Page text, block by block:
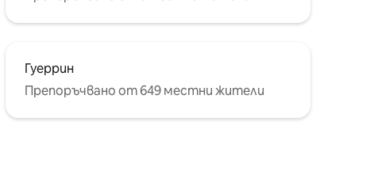
Гуеррин
Препоръчвано от 649 местни жители